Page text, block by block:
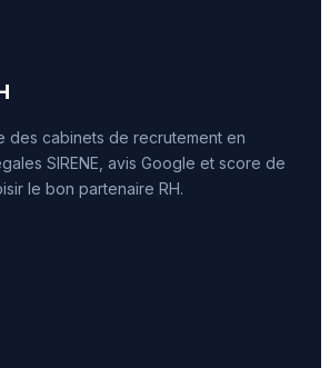
des cabinets de recrutement en
SIRENE, avis Google et score de
le bon partenaire RH.